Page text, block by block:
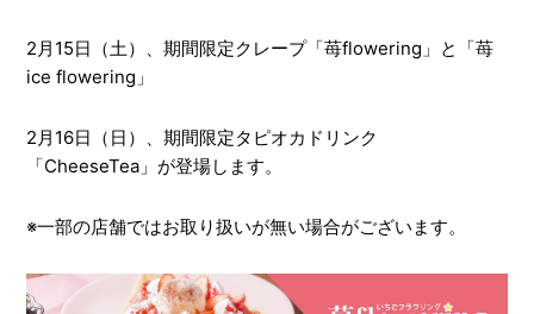
2月15日（土）、期間限定クレープ「苺flowering」と「苺
ice flowering」
2月16日（日）、期間限定タピオカドリンク
「CheeseTea」が登場します。
※一部の店舗ではお取り扱いが無い場合がございます。